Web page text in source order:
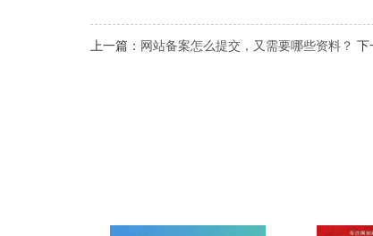
上一篇： 网站备案怎么提交，又需要哪些资料？ 下